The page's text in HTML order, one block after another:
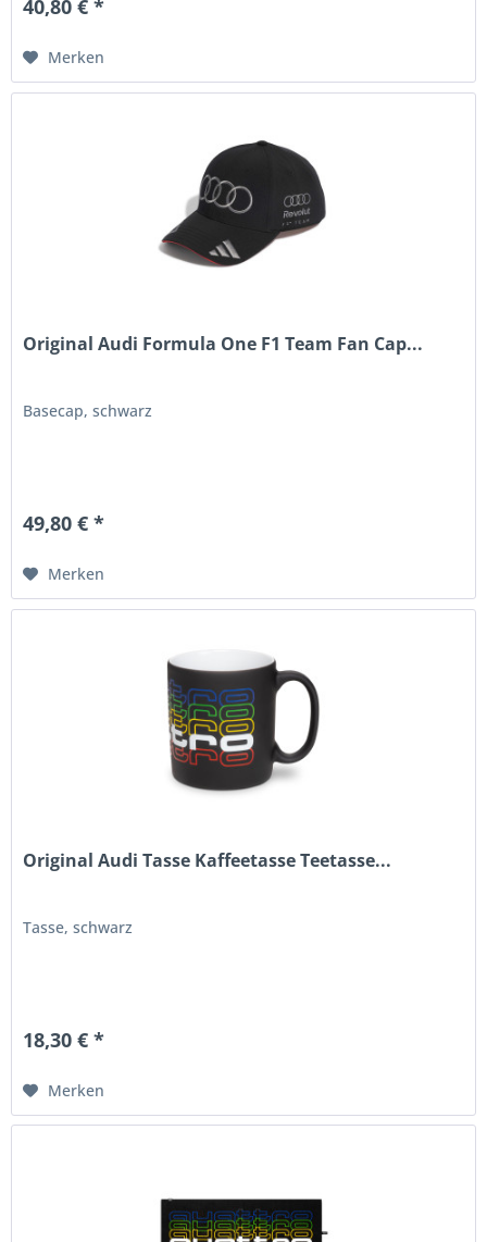
40,80 € *
Merken
Original Audi Formula One F1 Team Fan Cap...
Basecap, schwarz
49,80 € *
Merken
Original Audi Tasse Kaffeetasse Teetasse...
Tasse, schwarz
18,30 € *
Merken